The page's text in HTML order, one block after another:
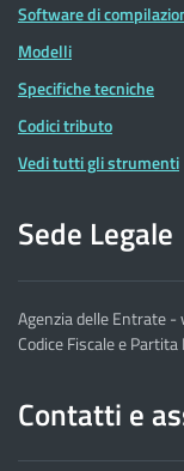
Software di
Modelli
Specifiche tecniche
Codici tributo
Vedi tutti gli strumenti
Sede Legale
Agenzia delle Entrate
Codice Fiscale e
Contatti e